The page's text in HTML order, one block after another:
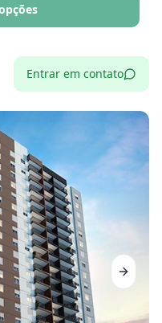
Entrar em contato
Next